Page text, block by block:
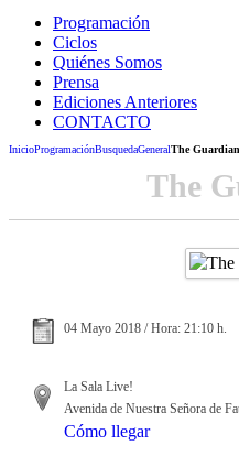
Programación
Ciclos
Quiénes Somos
Prensa
Ediciones Anteriores
CONTACTO
InicioProgramaciónBusquedaGeneralThe Guardian
The
04 Mayo 2018 / Hora: 21:10 h.
La Sala Live!
Avenida de Nuestra Señora de
Cómo llegar